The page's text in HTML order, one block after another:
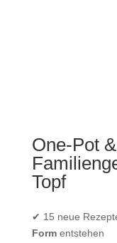
One-Pot
Topf
✔ 15 neue
Formentstehen